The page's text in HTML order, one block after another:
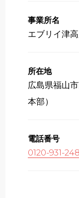
事業所名
エブリイ津
所在地
広島県福山
本部）
電話番号
0120-931-